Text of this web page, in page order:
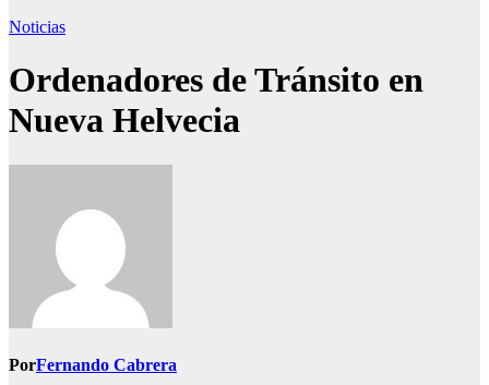
Noticias
Ordenadores de Tránsito en
Nueva Helvecia
PorFernando Cabrera